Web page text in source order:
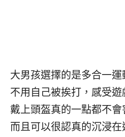
大男孩選擇的是多合一
不用自己被挨打，感受
戴上頭盔真的一點都不會
而且可以很認真的沉浸在